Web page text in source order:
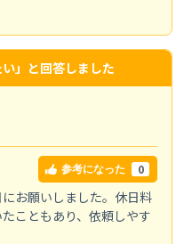
」と回答しました
参考になった 0
お願いしました。休日料
こともあり、依頼しやす